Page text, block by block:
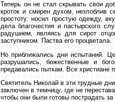
Теперь он не стал скрывать свои
кроток и смирен духом, незлоблив
простоту: носил простую одежду,
дела благочестия и пастырского
радушием, являясь для сирот
заступником. Паства его процветала.
Но приближались дни испытаний.
разрушались, божественные и
предавались пыткам. Все христиане
Святитель Николай в эти трудные
заключен в темницу, где не
чтобы они были готовы пострадать